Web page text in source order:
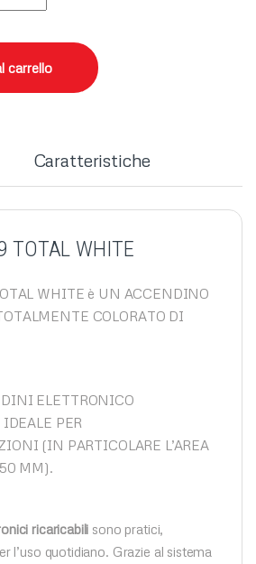
carrello
Caratteristiche
TOTAL WHITE
WHITE è UN ACCENDINO
COLORATO DI
ELETTRONICO
PER
(IN PARTICOLARE L’AREA
MM).
ricaricabili sono pratici,
l’uso quotidiano. Grazie al sistema